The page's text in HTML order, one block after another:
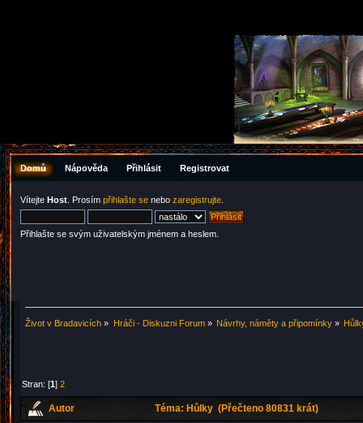
Domů Nápověda Přihlásit Registrovat
Vítejte Host . Prosím přihlašte se nebo zaregistrujte
Přihlašte se svým uživatelským jménem a heslem.
Život v Bradavicích » Hráči - Diskuzni Forum» Návrhy, náměty a připomínky»
Stran: [1]2
Autor Téma: Hůlky (Přečteno 80831 krát)